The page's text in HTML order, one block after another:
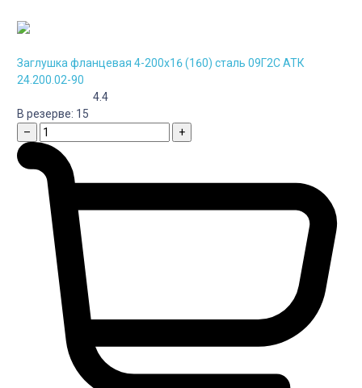
Заглушка фланцевая 4-200х16 (160) сталь 09Г2С АТК
24.200.02-90
4.4
В резерве: 15
–
+